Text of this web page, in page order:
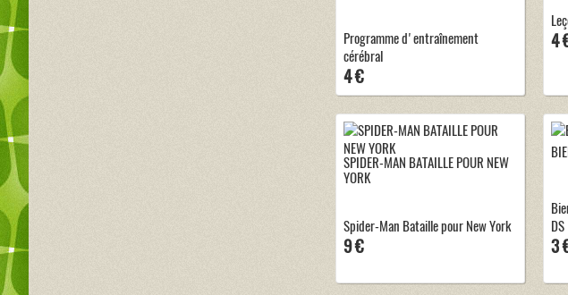
Programme d'entraînement
cérébral
4 €
4
SPIDER-MAN BATAILLE POUR NEW
YORK
Spider-Man Bataille pour New York
9 €
DS
3